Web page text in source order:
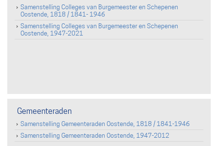
Samenstelling Colleges van Burgemeester en Schepenen
Oostende, 1818 / 1841- 1946
Samenstelling Colleges van Burgemeester en Schepenen
Oostende, 1947-2021
Gemeenteraden
Samenstelling Gemeenteraden Oostende, 1818 / 1841-1946
Samenstelling Gemeenteraden Oostende, 1947-2012